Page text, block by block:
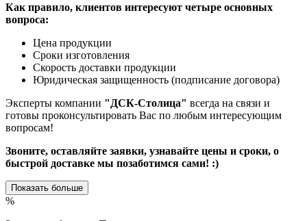
Как правило, клиентов интересуют четыре основных
вопроса:
Цена продукции
Сроки изготовления
Скорость доставки продукции
Юридическая защищенность (подписание договора)
Эксперты компании "ДСК-Столица" всегда на связи и
готовы проконсультировать Вас по любым интересующим
вопросам!
Звоните, оставляйте заявки, узнавайте цены и сроки, о
быстрой доставке мы позаботимся сами! :)
Показать больше
%